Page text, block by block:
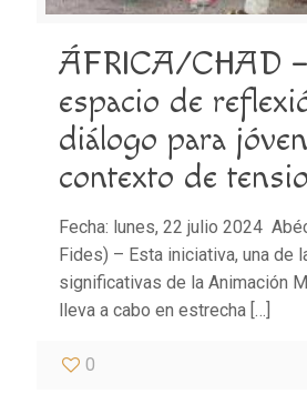
ÁFRICA/CHAD
espacio de
diálogo para
contexto de
Fecha: lunes, 22 julio 2024
Fides) – Esta iniciativa, una de
significativas de la Animación
lleva a cabo en estrecha […]
0